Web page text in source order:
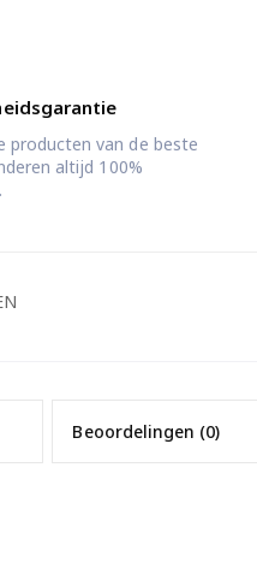
producten van de beste
altijd 100%
Beoordelingen (0)